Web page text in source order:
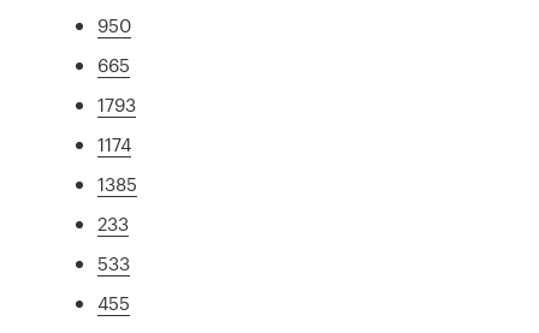
950
665
1793
1174
1385
233
533
455